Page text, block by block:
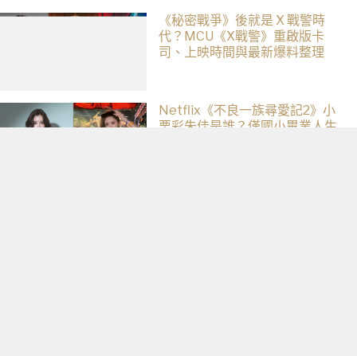
《秘密戰爭》後就是 X 戰警時
代？MCU《X戰警》重啟版卡
司、上映時間與最新爆料整理
Netflix《不良一族尋愛記2》小
栗彩朱佳是誰？僅國小畢業人生